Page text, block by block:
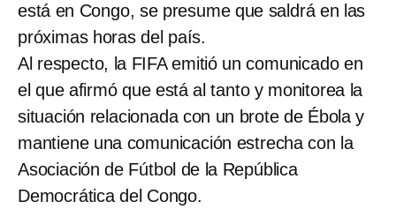
está en Congo, se presume que saldrá en las
próximas horas del país.
Al respecto, la FIFA emitió un comunicado en
el que afirmó que está al tanto y monitorea la
situación relacionada con un brote de Ébola y
mantiene una comunicación estrecha con la
Asociación de Fútbol de la República
Democrática del Congo.